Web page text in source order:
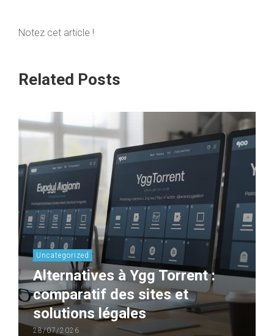
Notez cet article !
Related Posts
Uncategorized
Alternatives à Ygg Torrent :
comparatif des sites et
solutions légales
28/07/2026